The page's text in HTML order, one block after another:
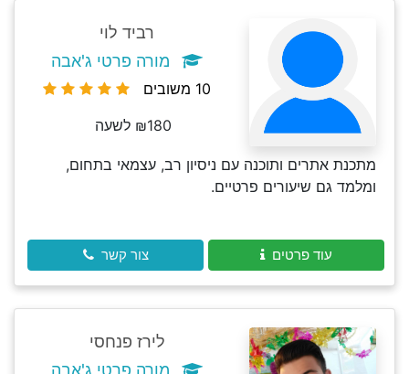
רביד לוי
מורה פרטי ג'אבה
10 משובים
₪180 לשעה
מתכנת אתרים ותוכנה עם ניסיון רב, עצמאי בתחום,
ומלמד גם שיעורים פרטיים.
עוד פרטים צור קשר
לירז פנחסי
מורה פרטי ג'אבה